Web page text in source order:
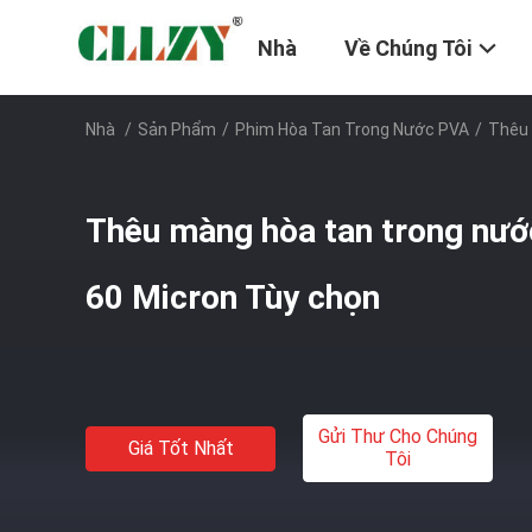
Nhà Về Chúng Tôi
Nhà / Sản Phẩm / Phim Hòa Tan Trong Nước PVA / Thêu
Thêu màng hòa tan trong
60 Micron Tùy chọn
Giá Tốt Nhất
Gửi Thư Cho Chúng
Tôi